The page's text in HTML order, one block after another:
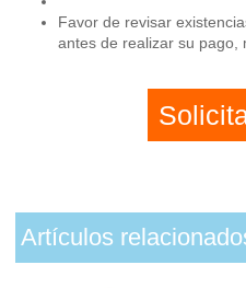
Favor de revisar
antes de realizar su pago,
Artículos